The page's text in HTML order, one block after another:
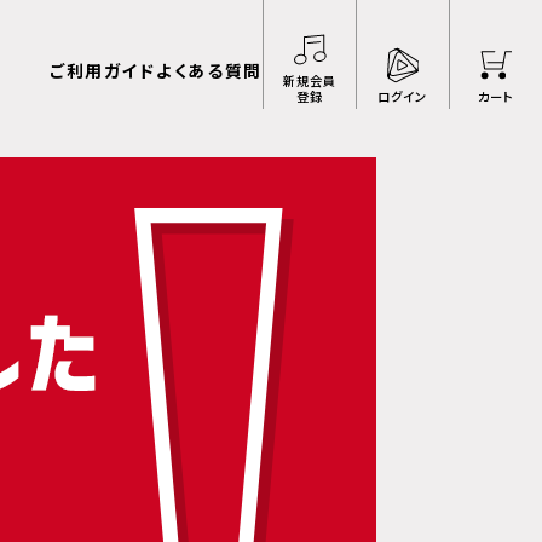
ご利用ガイドよくある質問
新規会員
登録
ログイン カート